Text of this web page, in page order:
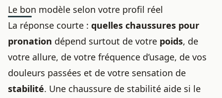
Le bon modèle selon votre profil réel
La réponse courte : quelles chaussures pour
pronation dépend surtout de votre poids, de
votre allure, de votre fréquence d’usage, de vos
douleurs passées et de votre sensation de
stabilité. Une chaussure de stabilité aide si le